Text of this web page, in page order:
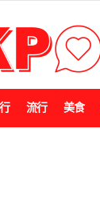
流行 美食